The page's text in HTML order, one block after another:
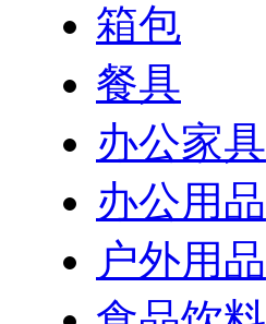
箱包
餐具
办公家具
办公用品
户外用品